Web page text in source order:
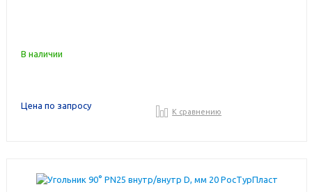
В наличии
Цена по запросу
К сравнению